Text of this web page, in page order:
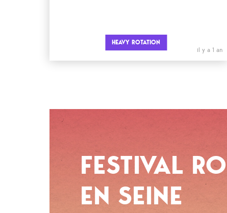
HEAVY ROTATION
il y a 1 an
FESTIVAL
EN SEINE